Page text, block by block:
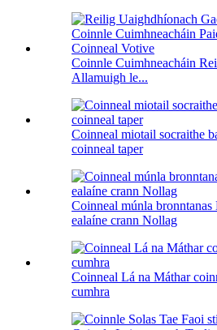
Coinnle Cuimhneacháin
Allamuigh le...
Coinneal miotail socraithe
coinneal taper
Coinneal múnla
ealaíne crann Nollag
Coinneal Lá na Máthar
cumhra